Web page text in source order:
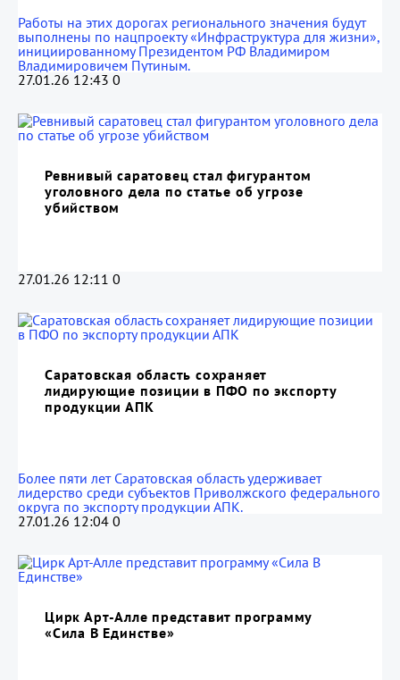
Работы на этих дорогах регионального значения будут
выполнены по нацпроекту «Инфраструктура для жизни»,
инициированному Президентом РФ Владимиром
Владимировичем Путиным.
27.01.26 12:43 0
Ревнивый саратовец стал фигурантом
уголовного дела по статье об угрозе
убийством
27.01.26 12:11 0
Саратовская область сохраняет
лидирующие позиции в ПФО по экспорту
продукции АПК
Более пяти лет Саратовская область удерживает
лидерство среди субъектов Приволжского федерального
округа по экспорту продукции АПК.
27.01.26 12:04 0
Цирк Арт-Алле представит программу
«Сила В Единстве»